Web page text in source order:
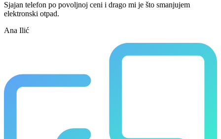
Sjajan telefon po povoljnoj ceni i drago mi je što smanjujem
elektronski otpad.
Ana Ilić